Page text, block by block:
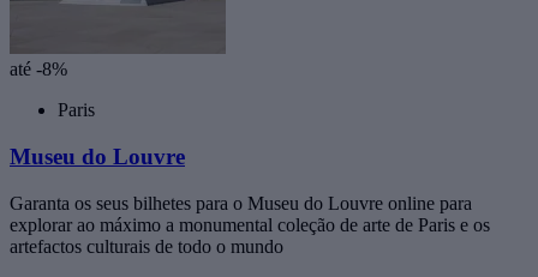
até -8%
Paris
Museu do Louvre
Garanta os seus bilhetes para o Museu do Louvre online para
explorar ao máximo a monumental coleção de arte de Paris e os
artefactos culturais de todo o mundo